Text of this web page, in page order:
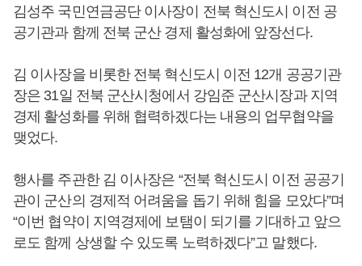
김성주 국민연금공단 이사장이 전북 혁신도시 이전 공
공기관과 함께 전북 군산 경제 활성화에 앞장선다.
김 이사장을 비롯한 전북 혁신도시 이전 12개 공공기관
장은 31일 전북 군산시청에서 강임준 군산시장과 지역
경제 활성화를 위해 협력하겠다는 내용의 업무협약을
맺었다.
행사를 주관한 김 이사장은 “전북 혁신도시 이전 공공기
관이 군산의 경제적 어려움을 돕기 위해 힘을 모았다”며
“이번 협약이 지역경제에 보탬이 되기를 기대하고 앞으
로도 함께 상생할 수 있도록 노력하겠다”고 말했다.